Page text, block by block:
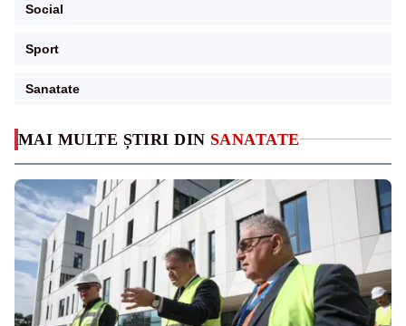
MAI MULTE ȘTIRI DIN SANATATE
Social
Sport
Sanatate